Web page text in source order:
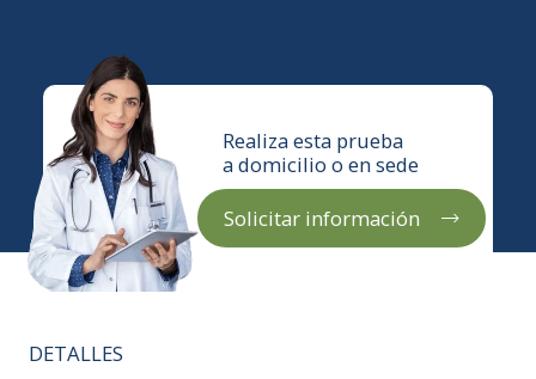
Realiza esta prueba
a domicilio o en sede
Solicitar información
DETALLES